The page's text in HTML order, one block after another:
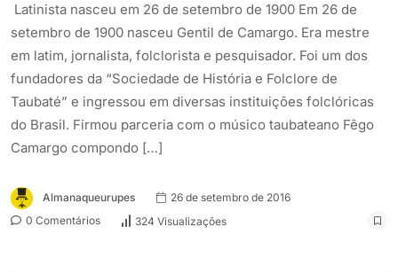
Latinista nasceu em 26 de setembro de 1900 Em 26 de
setembro de 1900 nasceu Gentil de Camargo. Era mestre
em latim, jornalista, folclorista e pesquisador. Foi um dos
fundadores da “Sociedade de História e Folclore de
Taubaté” e ingressou em diversas instituições folclóricas
do Brasil. Firmou parceria com o músico taubateano Fêgo
Camargo compondo […]
Almanaqueurupes
26 de setembro de 2016
0 Comentários
324 Visualizações